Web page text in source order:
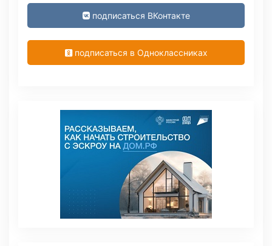
подписаться ВКонтакте
подписаться в Одноклассниках